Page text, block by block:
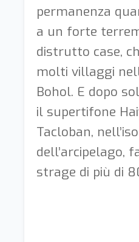
permanenza
a un forte
distrutto case,
molti villaggi
Bohol. E dopo
il supertifone
Tacloban,
dell’arcipelago,
strage di più di